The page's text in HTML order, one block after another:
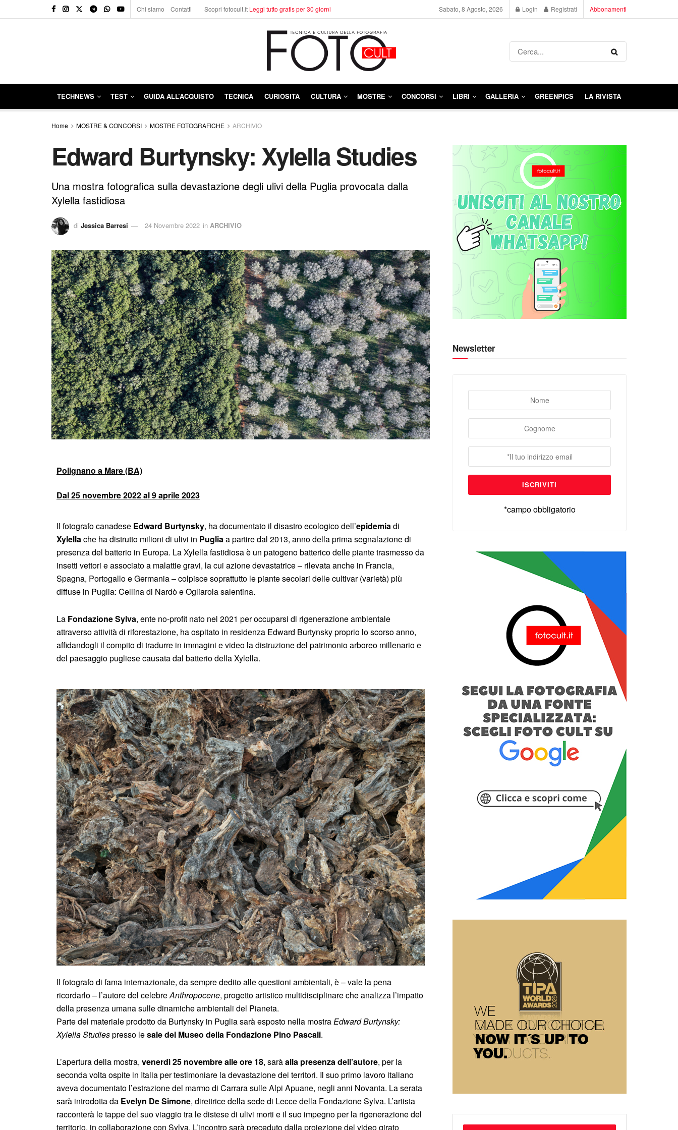
Chi siamo Contatti Scopri fotocult.it Leggi tutto gratis per 30 giorni Sabato, 8 Agosto, 2026 Login Registrati Abbonamenti
TECHNEWS TEST GUIDA ALL’ACQUISTO TECNICA CURIOSITÀ CULTURA MOSTRE CONCORSI LIBRI GALLERIA GREENPICS LA RIVISTA
Home MOSTRE & CONCORSI MOSTRE FOTOGRAFICHE ARCHIVIO
Edward Burtynsky: Xylella Studies
Una mostra fotografica sulla devastazione degli ulivi della Puglia provocata dalla
Xylella fastidiosa
di Jessica Barresi 24 Novembre 2022 in ARCHIVIO
Polignano a Mare (BA)
Dal 25 novembre 2022 al 9 aprile 2023
Il fotografo canadese Edward Burtynsky, ha documentato il disastro ecologico dell’epidemiadi
Xylellache ha distrutto milioni di ulivi in Pugliaa partire dal 2013, anno della prima segnalazione di
presenza del batterio in Europa. La Xylella fastidiosa è un patogeno batterico delle piante trasmesso da
insetti vettori e associato a malattie gravi, la cui azione devastatrice – rilevata anche in Francia,
Spagna, Portogallo e Germania – colpisce soprattutto le piante secolari delle cultivar (varietà) più
diffuse in Puglia: Cellina di Nardò e Ogliarola salentina.
La Fondazione Sylva, ente no-profit nato nel 2021 per occuparsi di rigenerazione ambientale
attraverso attività di riforestazione, ha ospitato in residenza Edward Burtynsky proprio lo scorso anno,
affidandogli il compito di tradurre in immagini e video la distruzione del patrimonio arboreo millenario e
del paesaggio pugliese causata dal batterio della Xylella.
Il fotografo di fama internazionale, da sempre dedito alle questioni ambientali, è – vale la pena
ricordarlo – l’autore del celebreAnthropocene, progetto artistico multidisciplinare che analizza l’impatto
della presenza umana sulle dinamiche ambientali del Pianeta.
Parte del materiale prodotto da Burtynsky in Puglia sarà esposto nella mostraEdward Burtynsky:
Xylella Studiespresso lesale del Museo della Fondazione Pino Pascali.
L’apertura della mostra, venerdì 25 novembre alle ore 18, saràalla presenza dell’autore, per la
seconda volta ospite in Italia per testimoniare la devastazione dei territori. Il suo primo lavoro italiano
aveva documentato l’estrazione del marmo di Carrara sulle Alpi Apuane, negli anni Novanta. La serata
sarà introdotta da Evelyn De Simone, direttrice della sede di Lecce della Fondazione Sylva. L’artista
racconterà le tappe del suo viaggio tra le distese di ulivi morti e il suo impegno per la rigenerazione del
territorio, in collaborazione con Sylva. L’incontro sarà preceduto dalla proiezione del video girato
Newsletter
*campo obbligatorio